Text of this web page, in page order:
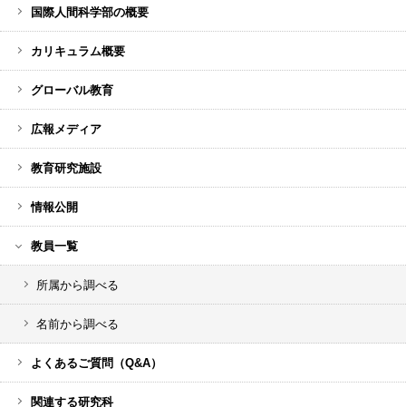
ー
メ
ニ
国際人間科学部の概要
カリキュラム概要
グローバル教育
広報メディア
教育研究施設
情報公開
教員一覧
所属から調べる
名前から調べる
よくあるご質問（Q&A）
関連する研究科